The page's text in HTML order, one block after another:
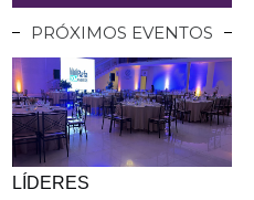
PRÓXIMOS EVENTOS
LÍDERES